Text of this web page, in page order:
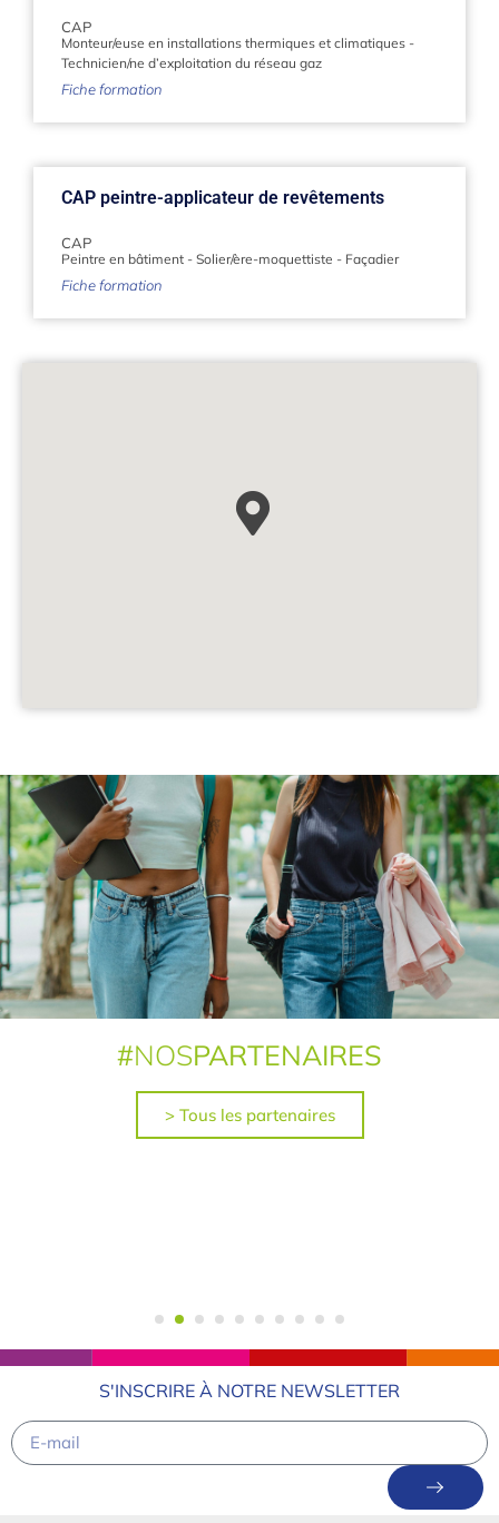
CAP
Monteur/euse en installations thermiques et climatiques -
Technicien/ne d’exploitation du réseau gaz
Fiche formation
CAP peintre-applicateur de revêtements
CAP
Peintre en bâtiment - Solier/ère-moquettiste - Façadier
Fiche formation
#NOSPARTENAIRES
> Tous les partenaires
S'INSCRIRE À NOTRE NEWSLETTER